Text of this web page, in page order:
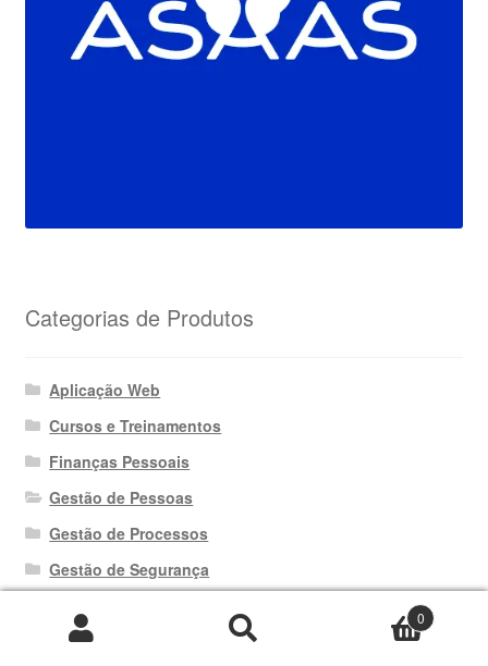
Categorias de Produtos
Aplicação Web
Cursos e Treinamentos
Finanças Pessoais
Gestão de Pessoas
Gestão de Processos
Gestão de Segurança
Gestão Empresarial
Pesquisar
Pesquisar
0